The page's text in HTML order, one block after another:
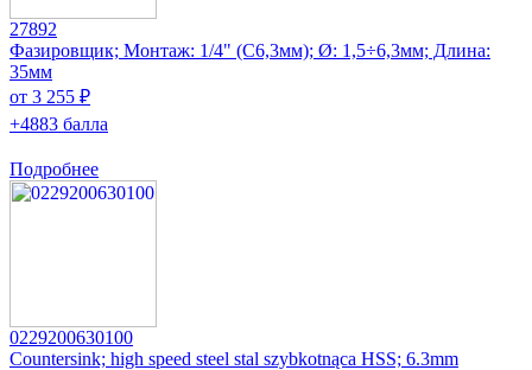
27892
Фазировщик; Монтаж: 1/4" (C6,3мм); Ø: 1,5÷6,3мм; Длина:
35мм
от 3 255 ₽
+4883 балла
Подробнее
0229200630100
Countersink; high speed steel stal szybkotnąca HSS; 6.3mm